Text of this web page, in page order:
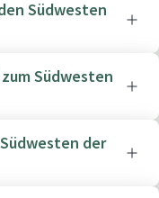
Südwesten
Südwesten
der